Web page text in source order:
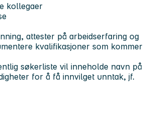
kollegaer
attester på arbeidserfaring og
kvalifikasjoner som kommer
søkerliste vil inneholde navn på
for å få innvilget unntak, jf.